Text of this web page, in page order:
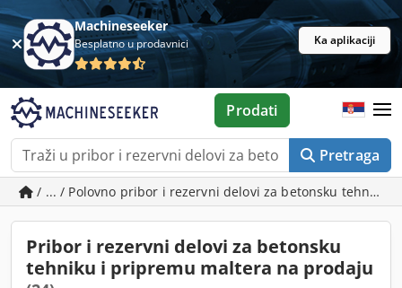
Machineseeker
Besplatno u prodavnici Ka aplikaciji
Pretraga
Prodati
/ ... / Polovno pribor i rezervni delovi za betonsku tehniku
Pribor i rezervni delovi za betonsku
tehniku i pripremu maltera na prodaju